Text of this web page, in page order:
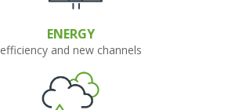
ENERGY
efficiency and new channels